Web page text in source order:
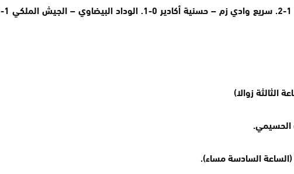
يوسفية برشيد – إتحاد طنجة 1-2. سريع وادي زم – حسنية أكادير 0-1. الوداد البيضاوي – الجيش الملكي 1-
الثالثة زوالا)
الحسيمي.
السادسة مساء).